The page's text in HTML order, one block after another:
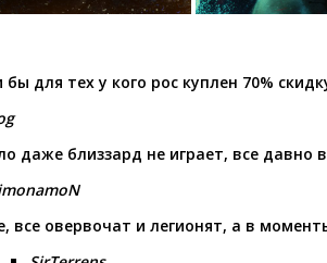
бы для тех у кого рос куплен 70%
даже близзард не играет, все давно в
все овервочат и легионят, а в